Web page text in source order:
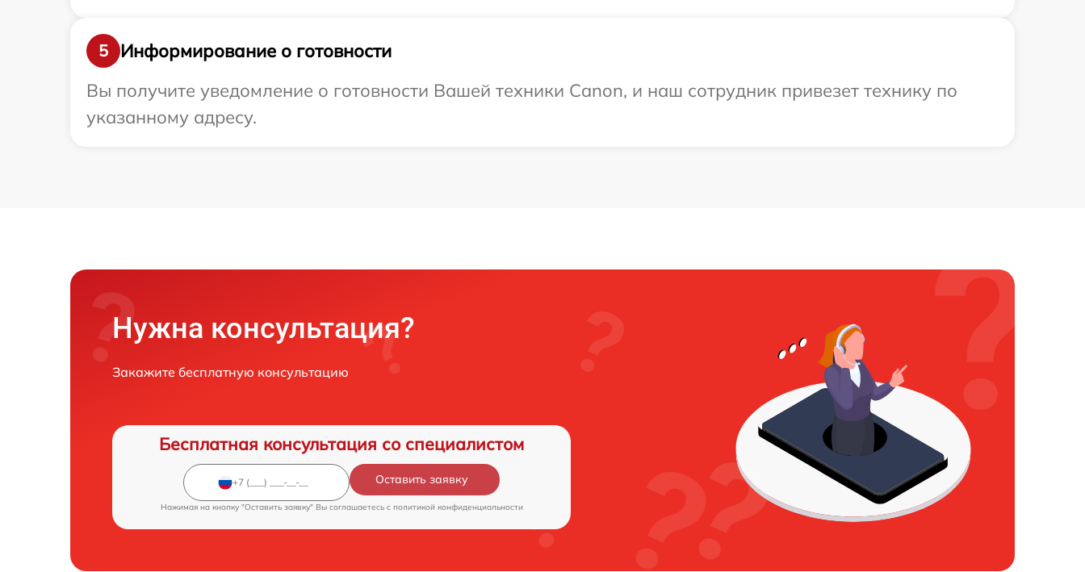
5
Информирование о готовности
Вы получите уведомление о готовности Вашей техники Canon, и наш сотрудник привезет технику по
указанному адресу.
Нужна консультация?
Закажите бесплатную консультацию
Бесплатная консультация со специалистом
Оставить заявку
Нажимая на кнопку "Оставить заявку" Вы соглашаетесь c политикой конфиденциальности